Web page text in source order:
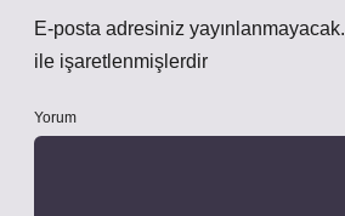
E-posta adresiniz yayınlanmayacak.
ile işaretlenmişlerdir
Yorum